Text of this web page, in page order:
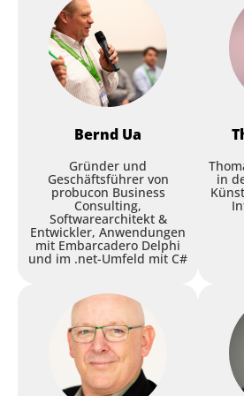
Thomas Tomow
Workshop
Bootcamp: Hands-On
From REST Services to
Bernd Ua Probucon
Workshop
Code as Leadership:
Exzellenz in DevOps-
verankern
Julius Mischok, Mischok GmbH
Session
CodeBot: How a
Is Built
Bernd Ua
Gründer und
Geschäftsführer von
probucon Business
Consulting,
Softwarearchitekt &
Entwickler, Anwendungen
mit Embarcadero Delphi
und im .net-Umfeld mit C#
in